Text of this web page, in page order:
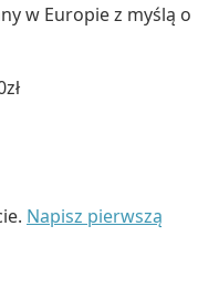
w Europie z myślą o
Napisz pierwszą